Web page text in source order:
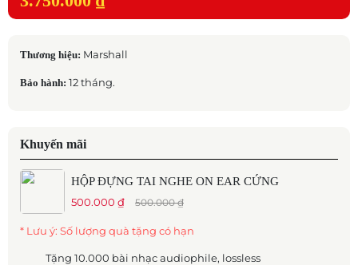
Thương hiệu: Marshall
Bảo hành: 12 tháng.
Khuyến mãi
HỘP ĐỰNG TAI NGHE ON EAR CỨNG
500.000 ₫
500.000 ₫
* Lưu ý: Số lượng quà tặng có hạn
Tặng 10.000 bài nhạc audiophile, lossless